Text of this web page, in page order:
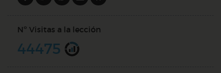
Nº Visitas a la lección
44475